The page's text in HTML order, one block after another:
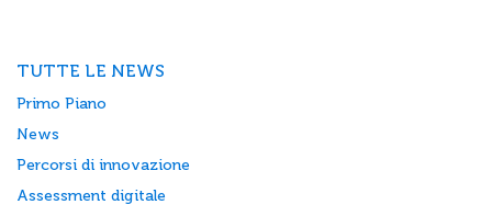
TUTTE LE NEWS
Primo Piano
News
Percorsi di innovazione
Assessment digitale